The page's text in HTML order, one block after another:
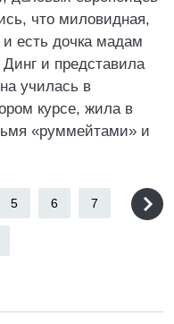
что миловидная,
и есть дочка мадам
и представила
училась в
курсе, жила в
«руммейтами» и
5 6 7